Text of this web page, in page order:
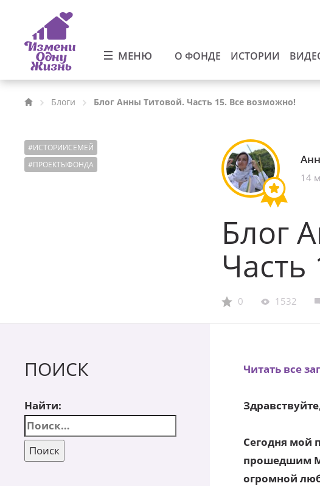
МЕНЮ О ФОНДЕ ИСТОРИИ
Блоги Блог Анны Титовой. Часть 15. Все возможно!
#ИСТОРИИСЕМЕЙ
#ПРОЕКТЫФОНДА
14
Блог
0 1532
ПОИСК
Найти:
Читать все
Сегодня мой
прошедшим
огромной